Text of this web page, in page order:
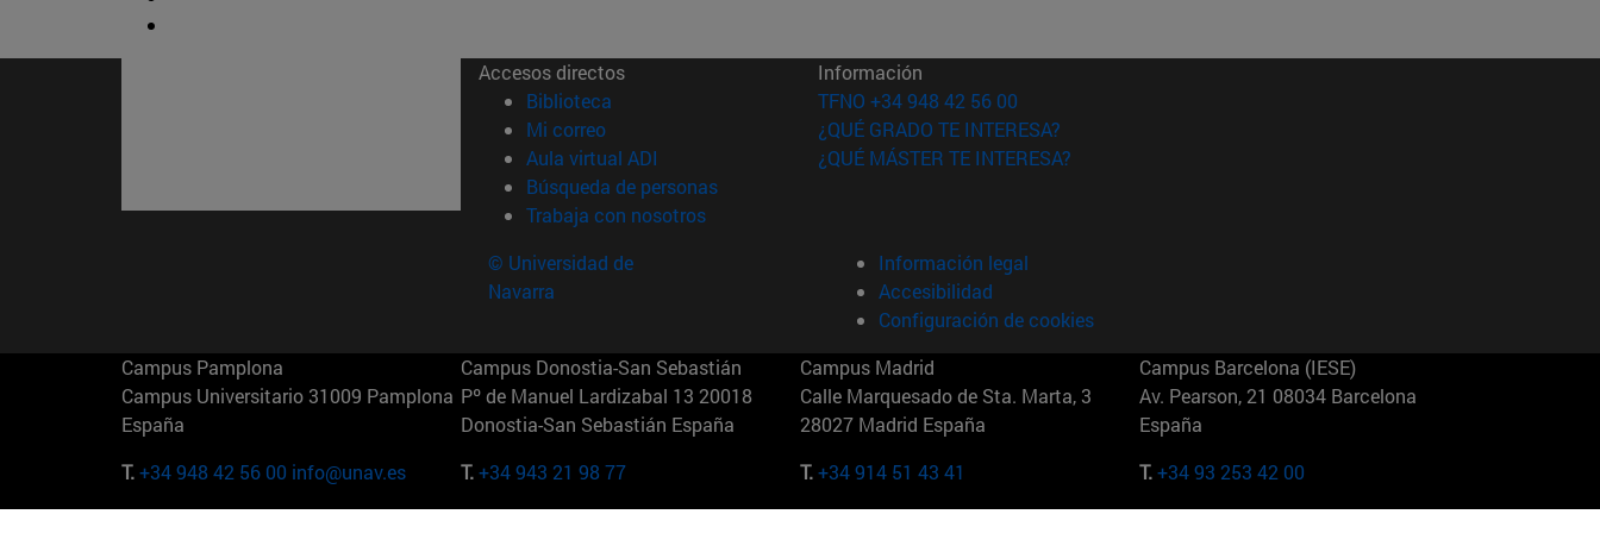
Accesos directos
Biblioteca (abre en nueva ventana)
Mi correo(abre en nueva ventana)
Aula virtual ADI (abre en nueva ventana)
Búsqueda de personas(abre en nueva ventana)
Trabaja con nosotros(abre en nueva ventana)
Información
TFNO +34 948 42 56 00
¿QUÉ GRADO TE INTERESA?
¿QUÉ MÁSTER TE INTERESA?
© Universidad de
Navarra
Información legal
Accesibilidad
Configuración de cookies
Campus Pamplona
Campus Universitario 31009 Pamplona
España
T.+34 948 42 56 00 info@unav.es
Campus Donostia-San Sebastián
Pº de Manuel Lardizabal 13 20018
Donostia-San Sebastián España
T.+34 943 21 98 77
Campus Madrid
Calle Marquesado de Sta. Marta, 3
28027 Madrid España
T.+34 914 51 43 41
Campus Barcelona (IESE)
Av. Pearson, 21 08034 Barcelona
España
T.+34 93 253 42 00